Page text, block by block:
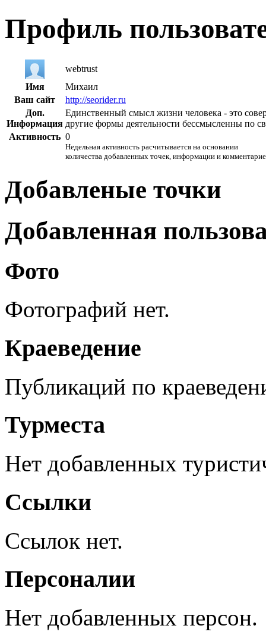
Профиль
webtrust
Имя
Михаил
Ваш сайт
http://seorider.ru
Доп.
Информация
Единственный смысл жизни человека - это
другие формы деятельности бессмысленны по
Активность 0
Недельная активность расчитывается на основании
количества добавленных точек, информации и
Добавленые точки
Добавленная
Фото
Фотографий нет.
Краеведение
Публикаций по
Турместа
Нет добавленных
Ссылки
Ссылок нет.
Персоналии
Нет добавленных персон.